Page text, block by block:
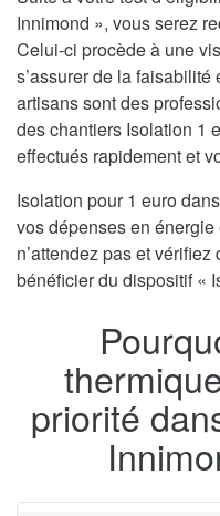
Innimond », vous serez
Celui-ci procède à une
s’assurer de la
artisans sont des
des chantiers Isolation 1
effectués rapidement et
Isolation pour 1 euro
vos dépenses en
n’attendez pas et
bénéficier du dispositif «
priorité